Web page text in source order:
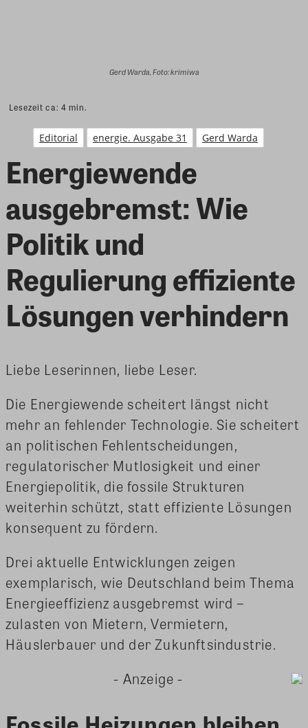
Gerd Warda, Foto: krimiwa
Lesezeit ca: 4 min.
Editorial energie. Ausgabe 31 Gerd Warda
Energiewende
ausgebremst: Wie
Politik und
Regulierung effiziente
Lösungen verhindern
Liebe Leserinnen, liebe Leser.
Die Energiewende scheitert längst nicht
mehr an fehlender Technologie. Sie scheitert
an politischen Fehlentscheidungen,
regulatorischer Mutlosigkeit und einer
Energiepolitik, die fossile Strukturen
weiterhin schützt, statt effiziente Lösungen
konsequent zu fördern.
Drei aktuelle Entwicklungen zeigen
exemplarisch, wie Deutschland beim Thema
Energieeffizienz ausgebremst wird –
zulasten von Mietern, Vermietern,
Häuslerbauer und der Zukunftsindustrie.
- Anzeige -